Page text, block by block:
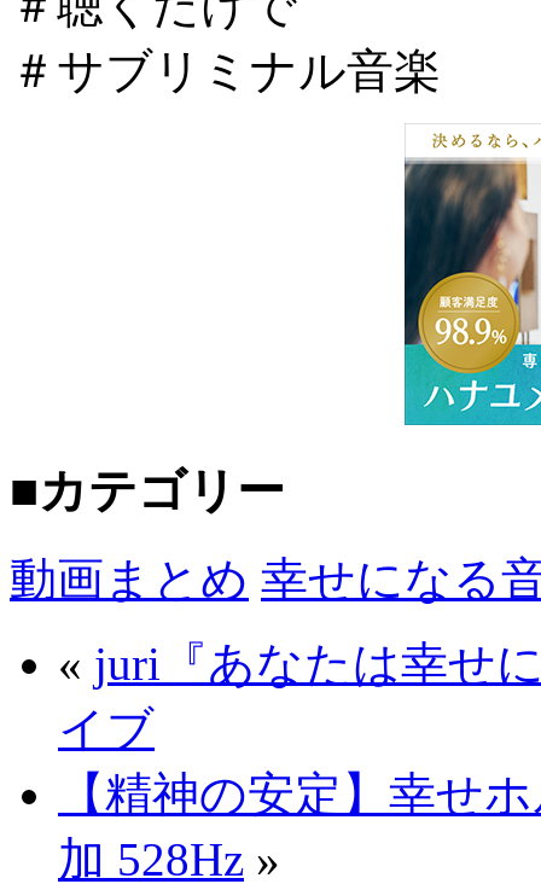
＃サブリミナル音楽
■カテゴリー
動画まとめ 幸せになる
« juri『あなたは幸せ
イブ
【精神の安定】幸せ
加 528Hz »